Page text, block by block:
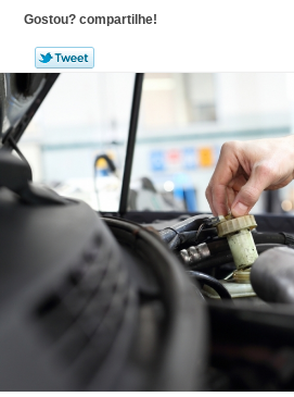
Gostou? compartilhe!